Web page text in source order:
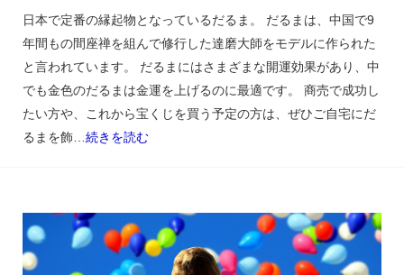
日本で定番の縁起物となっているだるま。 だるまは、中国で9
年間もの間座禅を組んで修行した達磨大師をモデルに作られた
と言われています。 だるまにはさまざまな開運効果があり、中
でも金色のだるまは金運を上げるのに最適です。 商売で成功し
たい方や、これから宝くじを買う予定の方は、ぜひご自宅にだ
るまを飾… 続きを読む